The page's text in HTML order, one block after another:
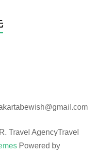
Travel AgencyTravel
Powered by